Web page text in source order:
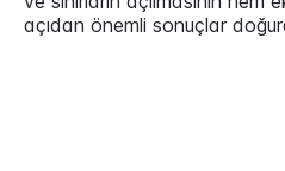
açıdan önemli sonuçlar